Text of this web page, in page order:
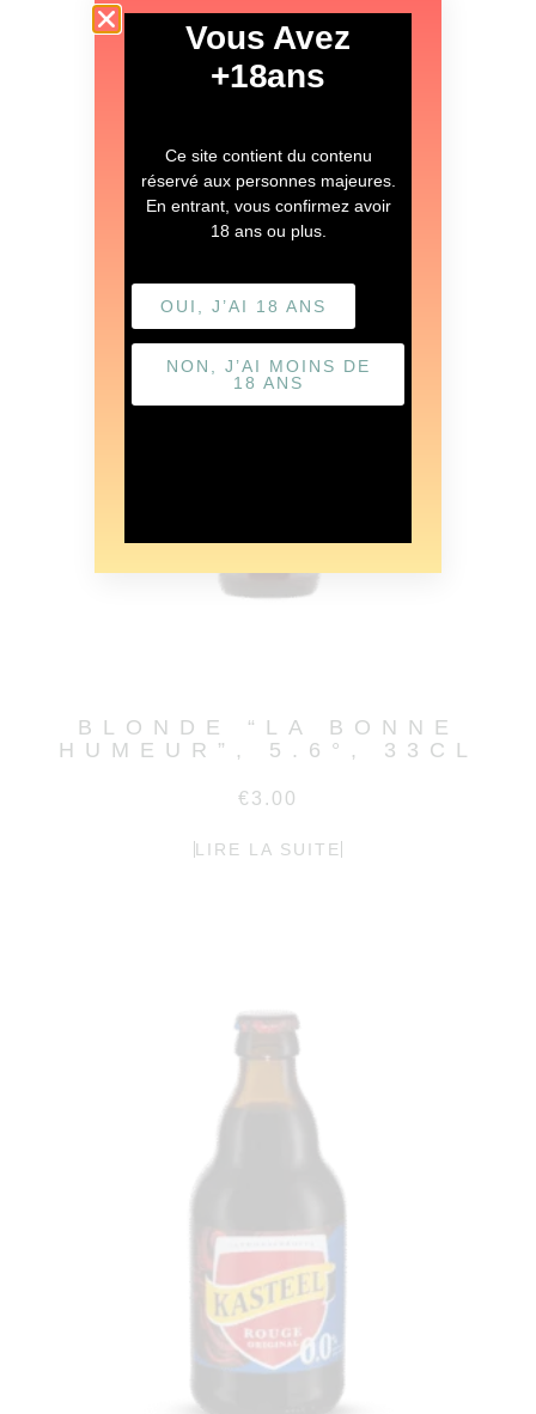
LIRE LA SUITE
BLONDE “LA BONNE
HUMEUR”, 5.6°, 33CL
€ 3.00
LIRE LA SUITE
Vous Avez
+18ans
Ce site contient du contenu
réservé aux personnes majeures.
En entrant, vous confirmez avoir
18 ans ou plus.
OUI, J’AI 18 ANS
NON, J’AI MOINS DE
18 ANS